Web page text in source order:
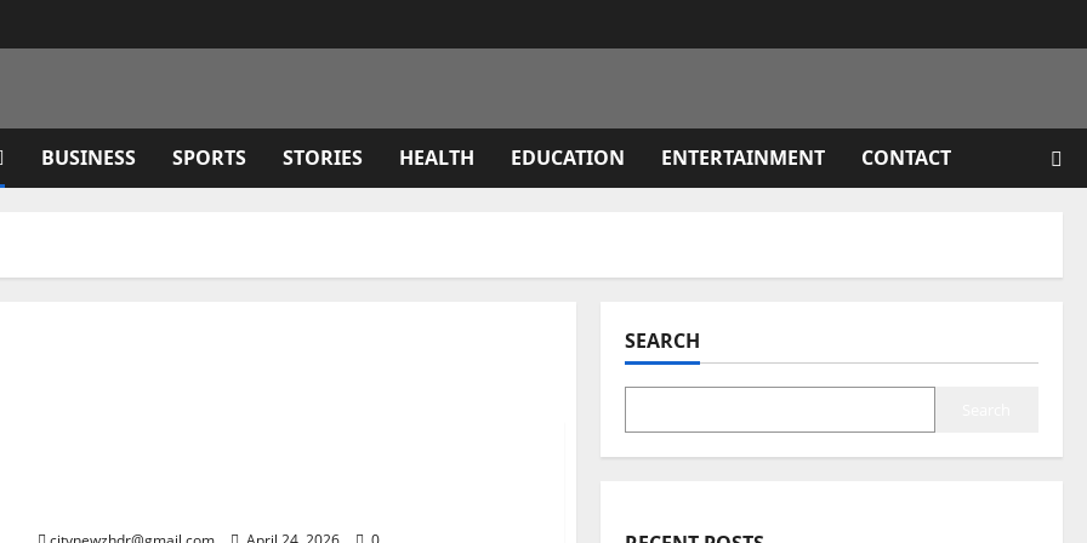
BUSINESS SPORTS STORIES HEALTH EDUCATION ENTERTAINMENT CONTACT
SEARCH